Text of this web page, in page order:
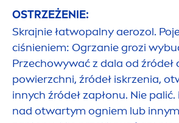
OSTRZEŻENIE:
Skrajnie łatwopalny aerozol.
ciśnieniem: Ogrzanie grozi
Przechowywać z dala od źródeł
powierzchni, źródeł iskrzenia,
innych źródeł zapłonu. Nie
nad otwartym ogniem lub